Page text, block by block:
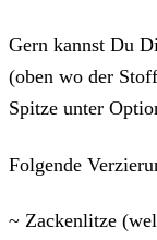
Gern kannst Du
(oben wo der
Spitze unter
Folgende
~ Zackenlitze